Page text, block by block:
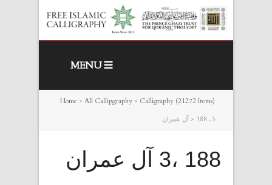
MENU
Home > All Callipgraphy > Calligraphy (21272 Items)
> 188 ،3 آل عمران
188 ،3 آل عمران